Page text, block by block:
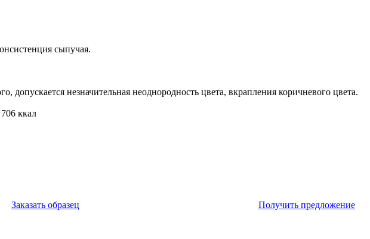
сыпучая.
допускается незначительная неоднородность цвета, вкрапления коричневого цвета.
ккал
Заказать образец Получить предложение